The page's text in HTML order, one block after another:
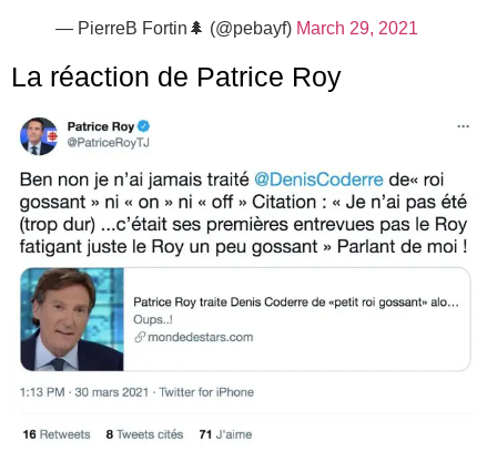
— PierreB Fortin🌲 (@pebayf) March 29, 2021
La réaction de Patrice Roy